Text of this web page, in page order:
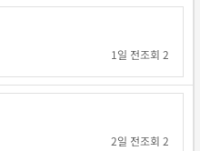
1일 전조회 2
2일 전조회 2